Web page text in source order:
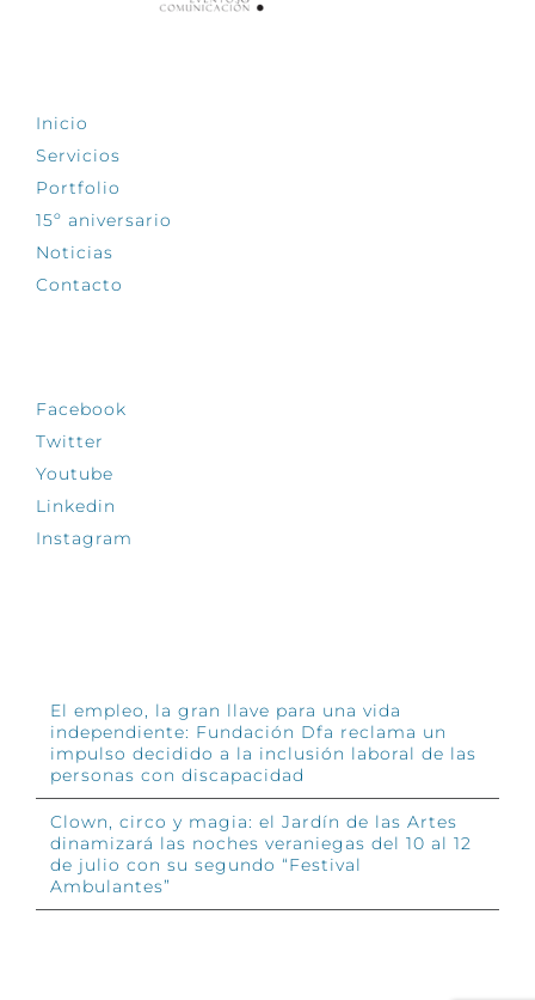
Inicio
Servicios
Portfolio
15º aniversario
Noticias
Contacto
Facebook
Twitter
Youtube
Linkedin
Instagram
El empleo, la gran llave para una vida
independiente: Fundación Dfa reclama un
impulso decidido a la inclusión laboral de las
personas con discapacidad
Clown, circo y magia: el Jardín de las Artes
dinamizará las noches veraniegas del 10 al 12
de julio con su segundo “Festival
Ambulantes”